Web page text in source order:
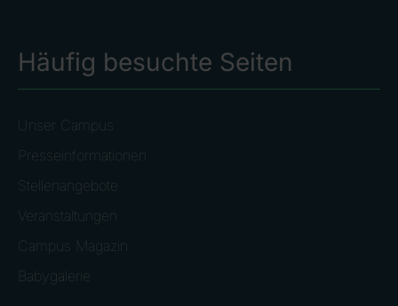
Häufig besuchte Seiten
Unser Campus
Presseinformationen
Stellenangebote
Veranstaltungen
Campus Magazin
Babygalerie